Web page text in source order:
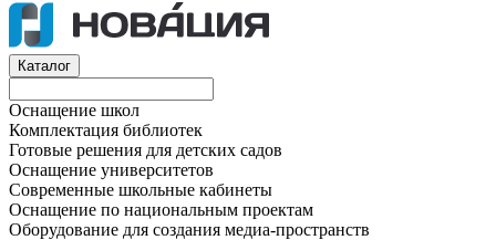
Каталог
Оснащение школ
Комплектация библиотек
Готовые решения для детских садов
Оснащение университетов
Современные школьные кабинеты
Оснащение по национальным проектам
Оборудование для создания медиа-пространств